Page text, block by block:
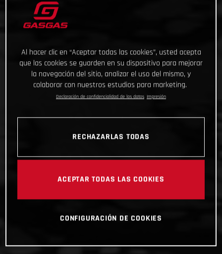
Al hacer clic en “Aceptar todas las cookies”, usted acepta
que las cookies se guarden en su dispositivo para mejorar
la navegación del sitio, analizar el uso del mismo, y
colaborar con nuestros estudios para marketing.
Declaración de confidencialidad de los datos Impresión
RECHAZARLAS TODAS
ACEPTAR TODAS LAS COOKIES
CONFIGURACIÓN DE COOKIES